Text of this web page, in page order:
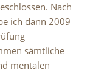
Nach
ich dann 2009
sämtliche
mentalen